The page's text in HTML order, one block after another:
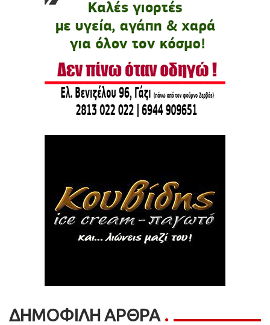
ΔΗΜΟΦΙΛΗ ΑΡΘΡΑ